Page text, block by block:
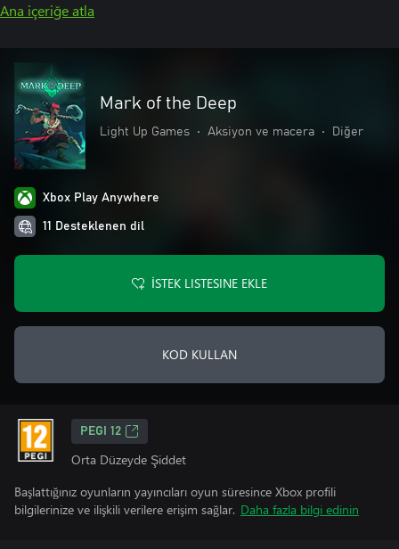
Ana içeriğe atla
Mark of the Deep
Light Up Games • Aksiyon ve macera • Diğer
Xbox Play Anywhere
11 Desteklenen dil
İSTEK LISTESINE EKLE
KOD KULLAN
PEGI 12
Orta Düzeyde Şiddet
Başlattığınız oyunların yayıncıları oyun süresince Xbox profili
bilgilerinize ve ilişkili verilere erişim sağlar. Daha fazla bilgi edinin